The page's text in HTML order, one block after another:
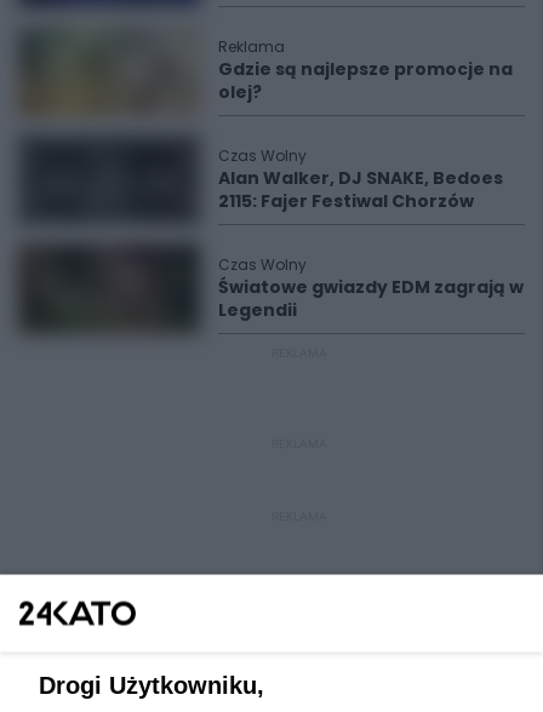
Reklama
Gdzie są najlepsze promocje na
olej?
Czas Wolny
Alan Walker, DJ SNAKE, Bedoes
2115: Fajer Festiwal Chorzów
Czas Wolny
Światowe gwiazdy EDM zagrają w
Legendii
Drogi Użytkowniku,